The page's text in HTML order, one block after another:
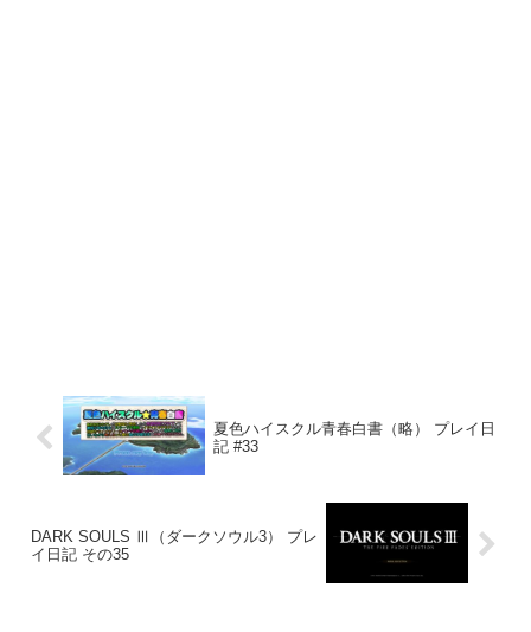
夏色ハイスクル青春白書（略） プレイ日
記 #33
DARK SOULS Ⅲ（ダークソウル3） プレ
イ日記 その35